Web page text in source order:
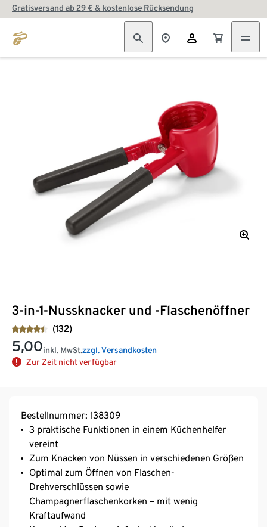
Gratisversand ab 29 € & kostenlose Rücksendung
3-in-1-Nussknacker und -Flaschenöffner
(132)
5,00inkl. MwSt.zzgl. Versandkosten
Zur Zeit nicht verfügbar
Bestellnummer: 138309
3 praktische Funktionen in einem Küchenhelfer
vereint
Zum Knacken von Nüssen in verschiedenen Größen
Optimal zum Öffnen von Flaschen-
Drehverschlüssen sowie
Champagnerflaschenkorken – mit wenig
Kraftaufwand